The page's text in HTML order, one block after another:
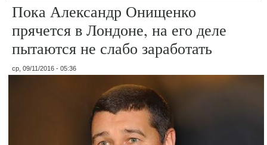
Пока Александр Онищенко
прячется в Лондоне, на его деле
пытаются не слабо заработать
ср, 09/11/2016 - 05:36